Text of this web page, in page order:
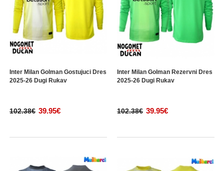
Inter Milan Golman Gostujuci Dres
2025-26 Dugi Rukav
102.38€ 39.95€
Inter Milan Golman Rezervni Dres
2025-26 Dugi Rukav
102.38€ 39.95€